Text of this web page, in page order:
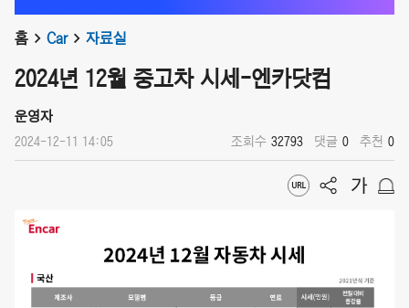
홈 Car 자료실
2024년 12월 중고차 시세-엔카닷컴
운영자
2024-12-11 14:05 조회수 32793 댓글 0 추천 0